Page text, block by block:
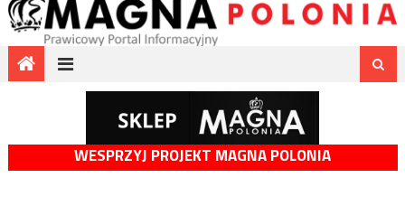
WESPRZYJ PROJEKT MAGNA POLONIA